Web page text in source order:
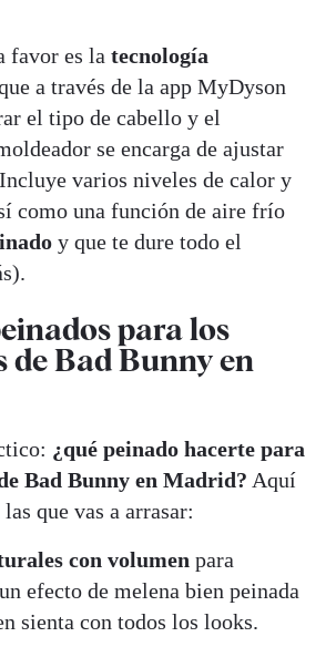
favor es la tecnología
a través de la app MyDyson
el tipo de cabello y el
se encarga de ajustar
varios niveles de calor y
como una función de aire frío
y que te dure todo el
para los
de Bad Bunny en
¿qué peinado hacerte para
Bad Bunny en Madrid? Aquí
que vas a arrasar:
con volumen para
efecto de melena bien peinada
sienta con todos los looks.